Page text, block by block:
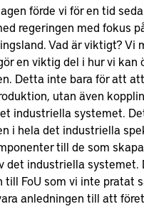
förde vi för en tid
regeringen med fokus
Vad är viktigt? Vi
en viktig del i hur vi kan
Detta inte bara för att
utan även
industriella systemet.
i hela det industriella
till de som
det industriella systemet.
till FoU som vi inte pratat
anledningen till att